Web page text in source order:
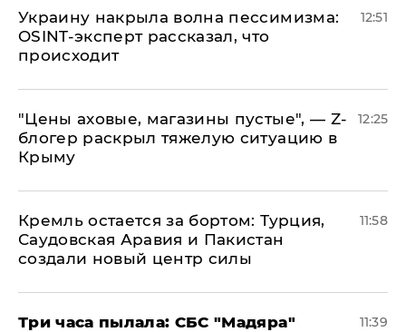
​Украину накрыла волна пессимизма:
OSINT-эксперт рассказал, что
происходит
12:51
​"Цены аховые, магазины пустые", — Z-
блогер раскрыл тяжелую ситуацию в
Крыму
12:25
​Кремль остается за бортом: Турция,
Саудовская Аравия и Пакистан
создали новый центр силы
11:58
Три часа пылала: СБС "Мадяра"
11:39